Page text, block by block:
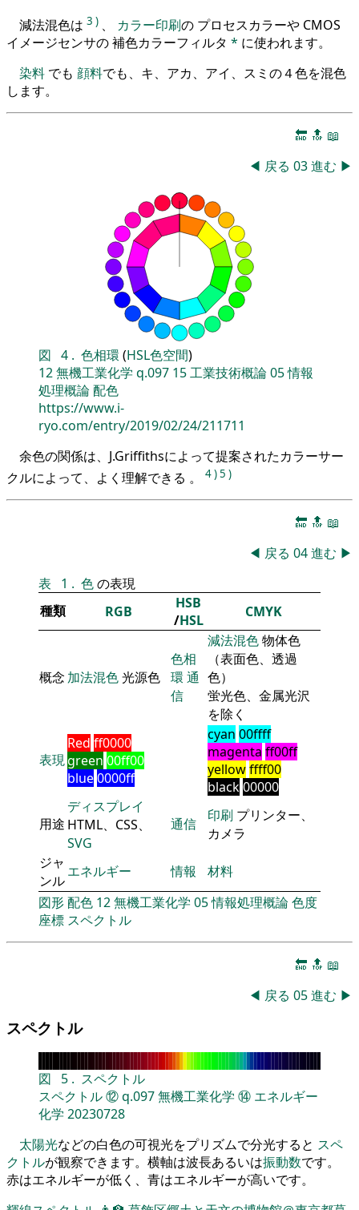
減法混色は 3 ) 、 カラー印刷の プロセスカラーや CMOS
イメージセンサの 補色カラーフィルタ * に使われます。
染料 でも 顔料でも、キ、アカ、アイ、スミの４色を混色
します。
🔚 🔝 📖
◀ 戻る 03進む ▶
図 4 . 色相環 (HSL色空間)
12無機工業化学 q.097 15工業技術概論05情報
処理概論配色
https://www.i-
ryo.com/entry/2019/02/24/211711
余色の関係は、J.Griffithsによって提案されたカラーサー
クルによって、よく理解できる 。
4)5 )
🔚 🔝 📖
◀ 戻る 04進む ▶
表
1 . 色の表現
種類
RGB
HSB
/HSL CMYK
概念 加法混色光源色
色相
環 通
信
減法混色物体色
（表面色、透過
色）
蛍光色、金属光沢
を除く
表現
Red ff0000
green 00ff00
blue0000ff
cyan 00ffff
magenta ff00ff
yellowffff00
black00000
用途
ディスプレイ
HTML、CSS、
SVG
通信 印刷 プリンター、
カメラ
ジャ
ンル
エネルギー 情報
材料
図形配色 12無機工業化学 05情報処理概論色度
座標 スペクトル
🔚 🔝 📖
◀ 戻る 05進む ▶
スペクトル
図 5 . スペクトル
スペクトル⑫q.097無機工業化学 ⑭ エネルギー
化学 20230728
太陽光などの白色の可視光をプリズムで分光すると スペ
クトルが観察できます。横軸は波長あるいは振動数です。
赤はエネルギーが低く、青はエネルギーが高いです。